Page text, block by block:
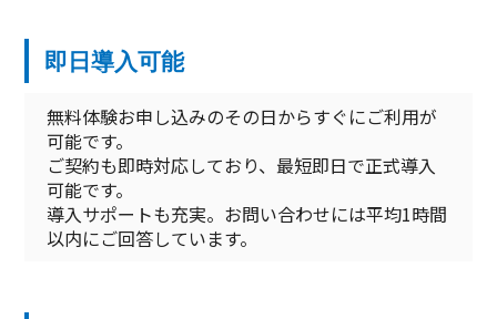
即日導入可能
無料体験お申し込みのその日からすぐにご利用が
可能です。
ご契約も即時対応しており、最短即日で正式導入
可能です。
導入サポートも充実。お問い合わせには平均1時間
以内にご回答しています。